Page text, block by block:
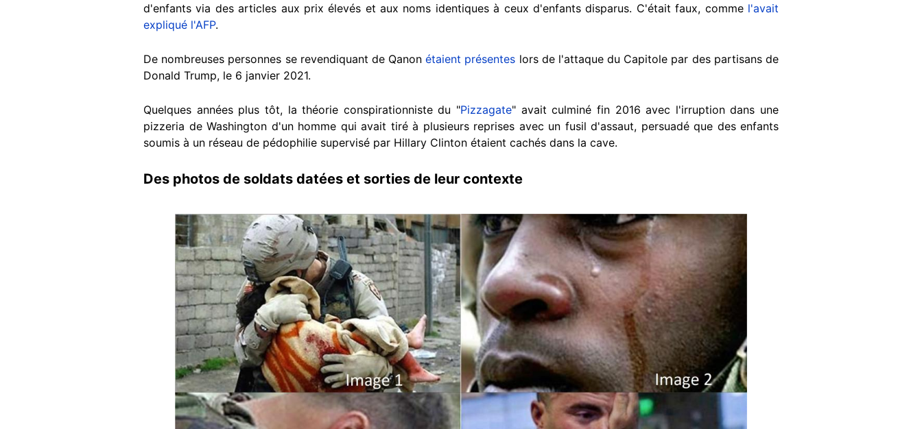
d'enfants via des articles aux prix élevés et aux noms identiques à ceux d'enfants disparus. C'était faux, comme l'avait
expliqué l'AFP.
De nombreuses personnes se revendiquant de Qanonétaient présentes lors de l'attaque du Capitole par des partisans de
Donald Trump, le 6 janvier 2021.
Quelques années plus tôt, la théorie conspirationniste du "Pizzagate" avait culminé fin 2016 avec l'irruption dans une
pizzeria de Washington d'un homme qui avait tiré à plusieurs reprises avec un fusil d'assaut, persuadé que des enfants
soumis à un réseau de pédophilie supervisé par Hillary Clinton étaient cachés dans la cave.
Des photos de soldats datées et sorties de leur contexte